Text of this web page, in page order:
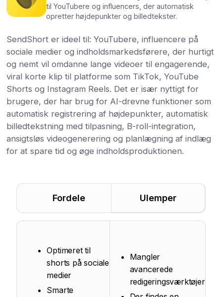
til YouTubere og influencers, der automatisk
opretter højdepunkter og billedtekster.
SendShort er ideel til: YouTubere, influencere på
sociale medier og indholdsmarkedsførere, der hurtigt
og nemt vil omdanne lange videoer til engagerende,
viral korte klip til platforme som TikTok, YouTube
Shorts og Instagram Reels. Det er især nyttigt for
brugere, der har brug for AI-drevne funktioner som
automatisk registrering af højdepunkter, automatisk
billedtekstning med tilpasning, B-roll-integration,
ansigtsløs videogenerering og planlægning af indlæg
for at spare tid og øge indholdsproduktionen.
Fordele Ulemper
Optimeret til
shorts på sociale
medier
Smarte
Mangler
avancerede
redigeringsværktøjer